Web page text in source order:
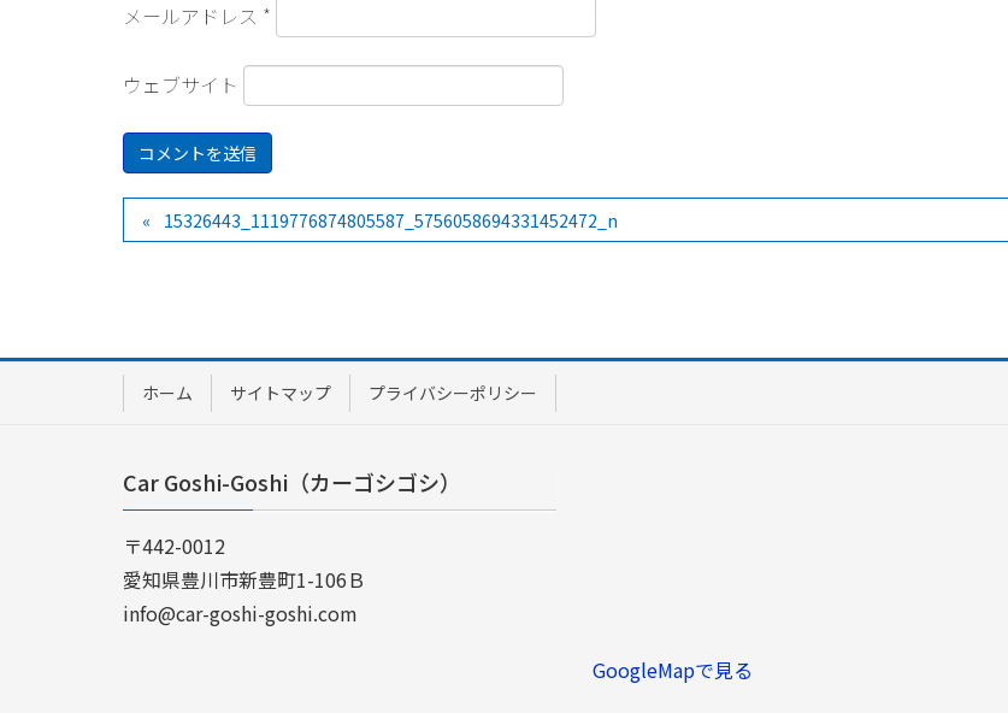
メールアドレス *
ウェブサイト
15326443_1119776874805587_5756058694331452472_n
ホーム サイトマップ プライバシーポリシー
Car Goshi-Goshi（カーゴシゴシ）
〒442-0012
愛知県豊川市新豊町1-106Ｂ
info@car-goshi-goshi.com
GoogleMapで見る